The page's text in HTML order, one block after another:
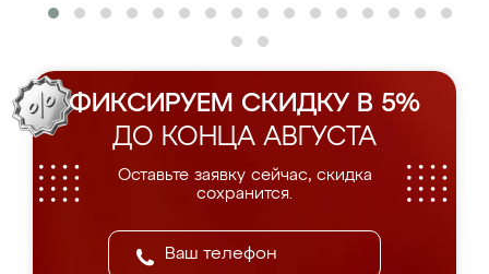
ФИКСИРУЕМ СКИДКУ В 5%
ДО КОНЦА АВГУСТА
Оставьте заявку сейчас, скидка
сохранится.